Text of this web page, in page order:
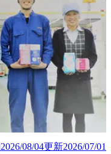
2026/08/04更新2026/07/01